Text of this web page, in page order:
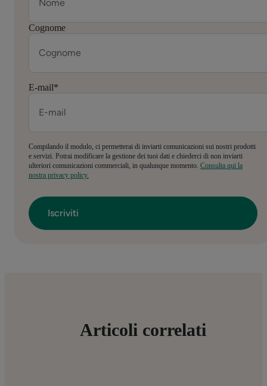
Cognome
E-mail*
Compilando il modulo, ci permetterai di inviarti comunicazioni sui nostri prodotti
e servizi. Potrai modificare la gestione dei tuoi dati e chiederci di non inviarti
ulteriori comunicazioni commerciali, in qualunque momento. Consulta qui la
nostra privacy policy.
Articoli correlati